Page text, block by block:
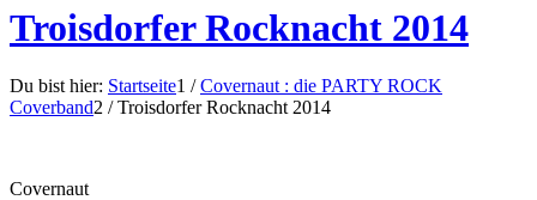
Troisdorfer Rocknacht 2014
Du bist hier: Startseite1 / Covernaut : die PARTY ROCK
Coverband2 / Troisdorfer Rocknacht 2014
Covernaut